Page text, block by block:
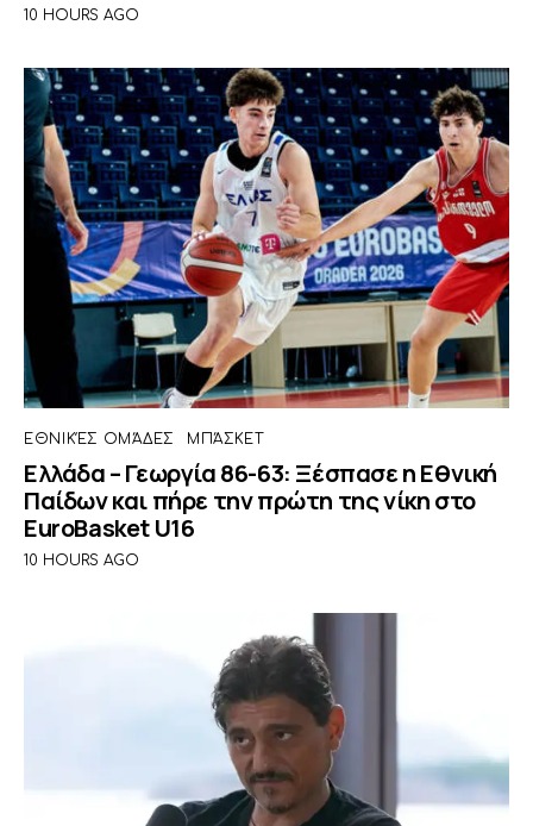
10 HOURS AGO
ΕΘΝΙΚΈΣ ΟΜΆΔΕΣ ΜΠΆΣΚΕΤ
Ελλάδα – Γεωργία 86-63: Ξέσπασε η Εθνική
Παίδων και πήρε την πρώτη της νίκη στο
EuroBasket U16
10 HOURS AGO